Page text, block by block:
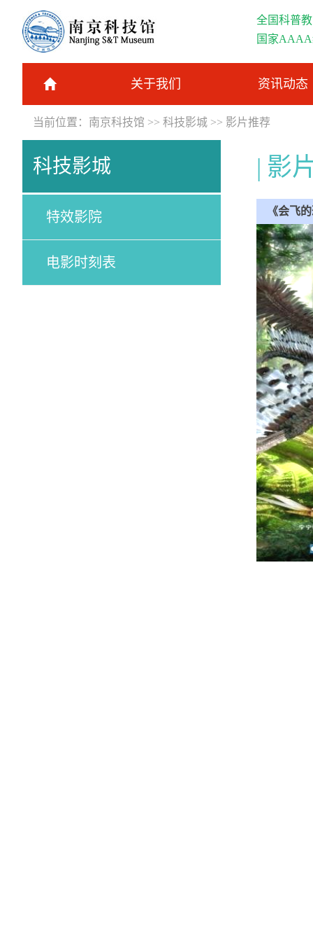
全国科普
国家
关于我们 资讯动态
当前位置： 南京科技馆 >> 科技影城 >> 影片推荐
科技影城
特效影院
电影时刻表
影
《会飞